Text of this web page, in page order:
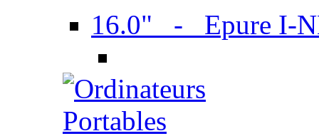
16.0" - Epure I-